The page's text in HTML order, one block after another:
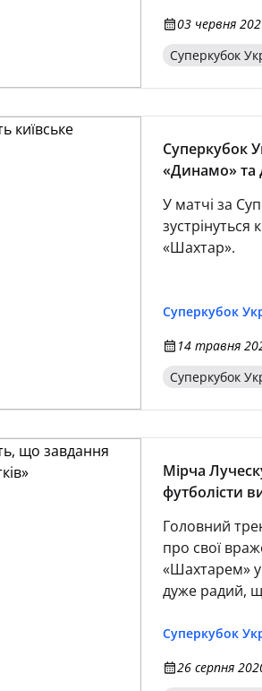
03 червня
Суперкубок
Суперкубок
«Динамо» та
У матчі за
зустрінуться
«Шахтар».
Суперкубок
14 травня
Суперкубок
Мірча
футболісти
Головний
про свої
«Шахтарем»
дуже радий,
травмованих,
Суперкубок
26 серпня